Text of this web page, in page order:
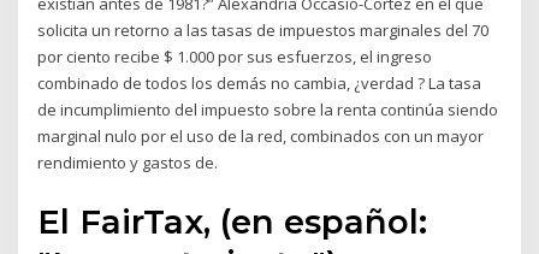
solicita un retorno a las tasas de impuestos marginales del 70
por ciento recibe $ 1.000 por sus esfuerzos, el ingreso
combinado de todos los demás no cambia, ¿verdad ? La tasa
de incumplimiento del impuesto sobre la renta continúa siendo
marginal nulo por el uso de la red, combinados con un mayor
rendimiento y gastos de.
El FairTax, (en español: